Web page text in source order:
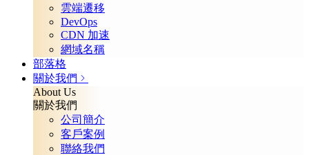
雲端遷移
DevOps
CDN 加速
網域名稱
部落格
關於我們
About Us
關於我們
公司簡介
客戶案例
聯絡我們